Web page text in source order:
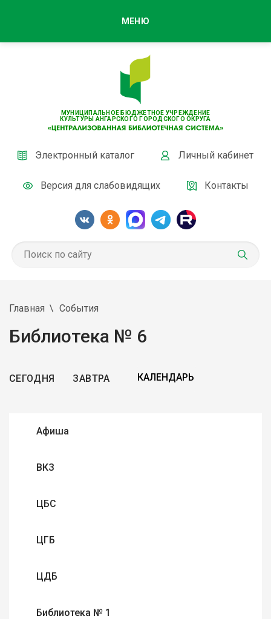
МУНИЦИПАЛЬНОЕ БЮДЖЕТНОЕ УЧРЕЖДЕНИЕ
КУЛЬТУРЫ АНГАРСКОГО ГОРОДСКОГО ОКРУГА
Электронный каталог Личный кабинет
Версия для слабовидящих Контакты
МЕНЮ
Главная События
Библиотека № 6
СЕГОДНЯ ЗАВТРА
Афиша
ВКЗ
ЦБС
ЦГБ
ЦДБ
Библиотека № 1